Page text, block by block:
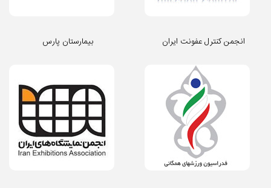
بیمارستان پارس انجمن کنترل عفونت ایران